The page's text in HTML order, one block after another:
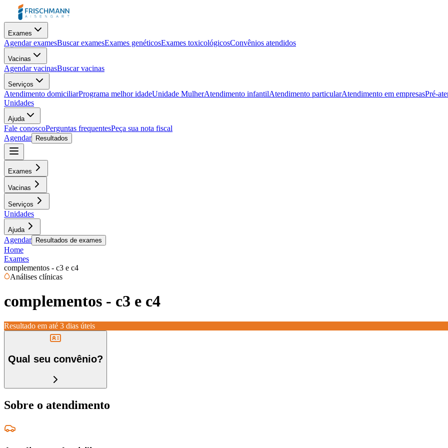
Exames
Agendar examesBuscar examesExames genéticosExames toxicológicosConvênios atendidos
Vacinas
Agendar vacinasBuscar vacinas
Serviços
Atendimento domiciliarPrograma melhor idadeUnidade MulherAtendimento infantilAtendimento particularAtendimento em empresasPré-
Unidades
Ajuda
Fale conoscoPerguntas frequentesPeça sua nota fiscal
Agendar
Resultados
Exames
Vacinas
Serviços
Unidades
Ajuda
Agendar Resultados de exames
Home
Exames
complementos - c3 e c4
Análises clínicas
complementos - c3 e c4
Resultado em até 3 dias úteis
Qual seu convênio?
Sobre o atendimento